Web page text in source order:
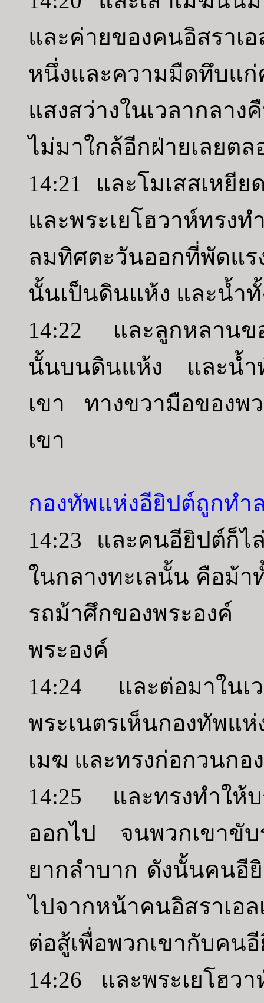
และค่ายของคนอิสรา
หนึ่งและความมืดทึบ
แสงสว่างในเวลากลา
ไม่มาใกล้อีกฝ่ายเลยต
14:21 และโมเสสเหยี
และพระเยโฮวาห์ทรง
ลมทิศตะวันออกที่พัดแ
นั้นเป็นดินแห้ง และน้ำ
14:22 และลูกหลานขอ
นั้นบนดินแห้ง และน้ำ
เขา ทางขวามือของพ
เขา
กองทัพแห่งอียิปต์ถูกทำ
14:23 และคนอียิปต์ก็ไ
ในกลางทะเลนั้น คือม้
รถม้าศึกของพระอง
พระองค์
14:24 และต่อมาในเ
พระเนตรเห็นกองทัพแห่
เมฆ และทรงก่อกวนก
14:25 และทรงทำให้
ออกไป จนพวกเขาขับ
ยากลำบาก ดังนั้นคนอี
ไปจากหน้าคนอิสราเอ
ต่อสู้เพื่อพวกเขากับคน
14:26 และพระเยโฮว